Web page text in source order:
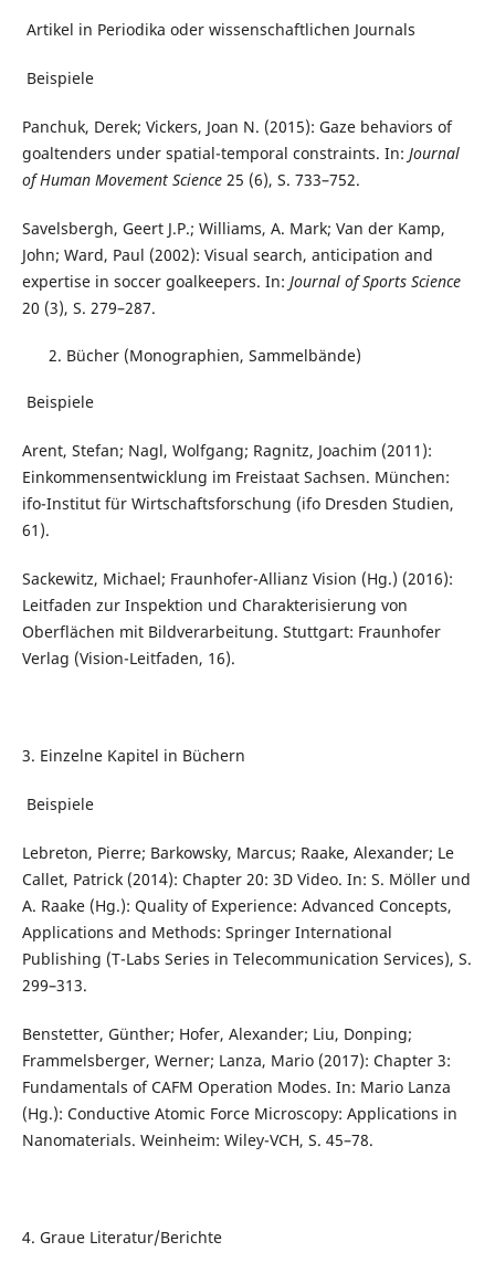
Artikel in Periodika oder wissenschaftlichen Journals
Beispiele
Panchuk, Derek; Vickers, Joan N. (2015): Gaze behaviors of
goaltenders under spatial-temporal constraints. In: Journal
of Human Movement Science 25 (6), S. 733–752.
Savelsbergh, Geert J.P.; Williams, A. Mark; Van der Kamp,
John; Ward, Paul (2002): Visual search, anticipation and
expertise in soccer goalkeepers. In: Journal of Sports Science
20 (3), S. 279–287.
Bücher (Monographien, Sammelbände)
Beispiele
Arent, Stefan; Nagl, Wolfgang; Ragnitz, Joachim (2011):
Einkommensentwicklung im Freistaat Sachsen. München:
ifo-Institut für Wirtschaftsforschung (ifo Dresden Studien,
61).
Sackewitz, Michael; Fraunhofer-Allianz Vision (Hg.) (2016):
Leitfaden zur Inspektion und Charakterisierung von
Oberflächen mit Bildverarbeitung. Stuttgart: Fraunhofer
Verlag (Vision-Leitfaden, 16).
3. Einzelne Kapitel in Büchern
Beispiele
Lebreton, Pierre; Barkowsky, Marcus; Raake, Alexander; Le
Callet, Patrick (2014): Chapter 20: 3D Video. In: S. Möller und
A. Raake (Hg.): Quality of Experience: Advanced Concepts,
Applications and Methods: Springer International
Publishing (T-Labs Series in Telecommunication Services), S.
299–313.
Benstetter, Günther; Hofer, Alexander; Liu, Donping;
Frammelsberger, Werner; Lanza, Mario (2017): Chapter 3:
Fundamentals of CAFM Operation Modes. In: Mario Lanza
(Hg.): Conductive Atomic Force Microscopy: Applications in
Nanomaterials. Weinheim: Wiley-VCH, S. 45–78.
4. Graue Literatur/Berichte